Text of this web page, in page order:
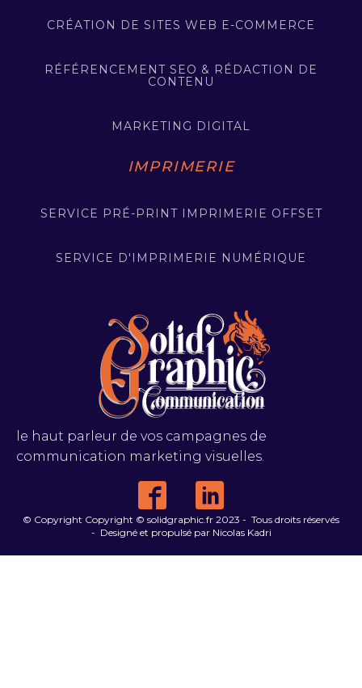
le haut parleur de vos campagnes de
communication marketing visuelles.
© Copyright Copyright © solidgraphic.fr 2023 - Tous droits réservés
- Designé et propulsé par Nicolas Kadri
CRÉATION DE SITES WEB E-COMMERCE
RÉFÉRENCEMENT SEO & RÉDACTION DE
CONTENU
MARKETING DIGITAL
IMPRIMERIE
SERVICE PRÉ-PRINT IMPRIMERIE OFFSET
SERVICE D'IMPRIMERIE NUMÉRIQUE